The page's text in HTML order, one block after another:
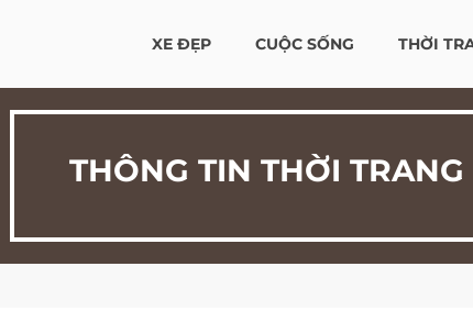
XE ĐẸP CUỘC SỐNG THỜI
THÔNG TIN THỜI TRANG